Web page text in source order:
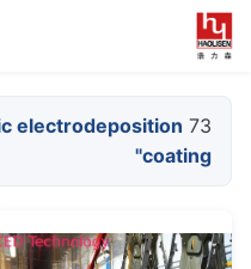
73 Results For
electrodeposition
coating"